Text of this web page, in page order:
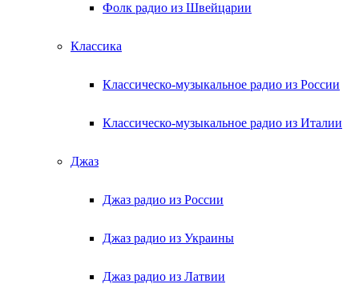
Фолк радио из Швейцарии
Классика
Классическо-музыкальное радио из России
Классическо-музыкальное радио из Италии
Джаз
Джаз радио из России
Джаз радио из Украины
Джаз радио из Латвии